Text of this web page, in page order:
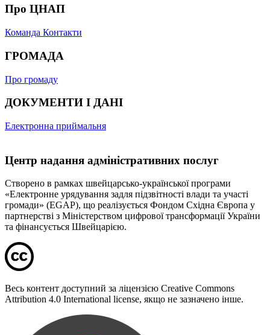
Про ЦНАП
Команда Контакти
ГРОМАДА
Про громаду
ДОКУМЕНТИ І ДАНІ
Електронна приймальня
Центр надання адміністративних послуг
Створено в рамках швейцарсько-української програми
«Електронне урядування задля підзвітності влади та участі
громади» (EGAP), що реалізується Фондом Східна Європа у
партнерстві з Міністерством цифрової трансформації України
та фінансується Швейцарією.
Весь контент доступний за ліцензією Creative Commons
Attribution 4.0 International license, якщо не зазначено інше.